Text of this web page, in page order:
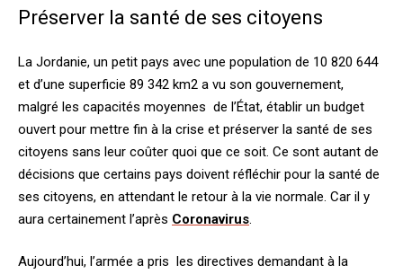
Préserver la santé de ses citoyens
La Jordanie, un petit pays avec une population de 10 820 644
et d’une superficie 89 342 km2 a vu son gouvernement,
malgré les capacités moyennes de l’État, établir un budget
ouvert pour mettre fin à la crise et préserver la santé de ses
citoyens sans leur coûter quoi que ce soit. Ce sont autant de
décisions que certains pays doivent réfléchir pour la santé de
ses citoyens, en attendant le retour à la vie normale. Car il y
aura certainement l’après Coronavirus.
Aujourd’hui, l’armée a pris les directives demandant à la